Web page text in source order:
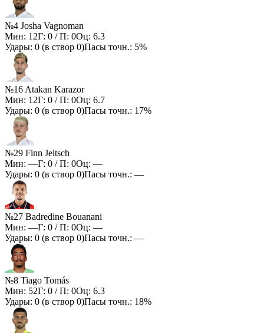
№4 Josha Vagnoman
Мин: 12Г: 0 / П: 0Оц: 6.3
Удары: 0 (в створ 0)Пасы точн.: 5%
№16 Atakan Karazor
Мин: 12Г: 0 / П: 0Оц: 6.7
Удары: 0 (в створ 0)Пасы точн.: 17%
№29 Finn Jeltsch
Мин: —Г: 0 / П: 0Оц: —
Удары: 0 (в створ 0)Пасы точн.: —
№27 Badredine Bouanani
Мин: —Г: 0 / П: 0Оц: —
Удары: 0 (в створ 0)Пасы точн.: —
№8 Tiago Tomás
Мин: 52Г: 0 / П: 0Оц: 6.3
Удары: 0 (в створ 0)Пасы точн.: 18%